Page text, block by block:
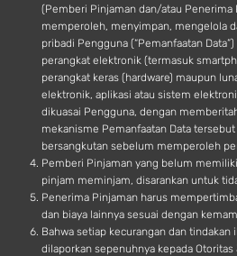
(Pemberi Pinjaman dan/atau Penerima
memperoleh, menyimpan, mengelola
pribadi Pengguna (“Pemanfaatan
perangkat elektronik (termasuk
perangkat keras (hardware) maupun
elektronik, aplikasi atau sistem
dikuasai Pengguna, dengan
mekanisme Pemanfaatan Data
bersangkutan sebelum memperoleh
Pemberi Pinjaman yang belum
pinjam meminjam, disarankan untuk
Penerima Pinjaman harus
dan biaya lainnya sesuai dengan
Bahwa setiap kecurangan dan
dilaporkan sepenuhnya kepada Otoritas